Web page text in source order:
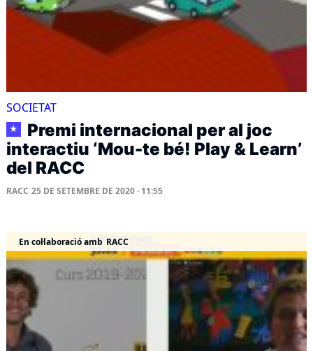
SOCIETAT
★
Premi internacional per al joc
interactiu ‘Mou-te bé! Play & Learn’
del RACC
RACC 25 DE SETEMBRE DE 2020 · 11:55
En col·laboració amb RACC